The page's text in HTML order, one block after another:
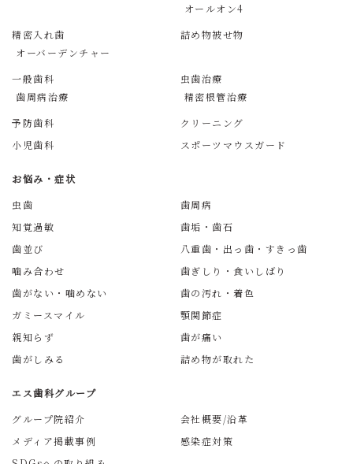
オールオン4
精密入れ歯
オーバーデンチャー
詰め物被せ物
一般歯科
歯周病治療
虫歯治療
精密根管治療
予防歯科
クリーニング
小児歯科
スポーツマウスガード
お悩み・症状
虫歯
歯周病
知覚過敏
歯垢・歯石
歯並び
八重歯・出っ歯・すきっ歯
噛み合わせ
歯ぎしり・食いしばり
歯がない・噛めない
歯の汚れ・着色
ガミースマイル
顎関節症
親知らず
歯が痛い
歯がしみる
詰め物が取れた
エス歯科グループ
グループ院紹介
会社概要/沿革
メディア掲載事例
感染症対策